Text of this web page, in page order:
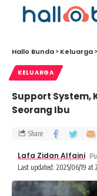
Hallo Bunda > Keluarga >
KELUARGA
Support System,
Seorang Ibu
Last updated: 2025/06/19 at
Lafa Zidan Alfaini
Share